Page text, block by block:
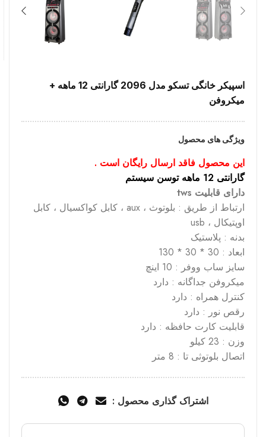
اسپیکر خانگی تسکو مدل 2096 گارانتی 12 ماهه +
میکروفن
ویژگی های محصول
این محصول فاقد ارسال رایگان است .
گارانتی 12 ماهه توسن سیستم
دارای قابلیت tws
ارتباط از طریق : بلوتوث ، aux ، کابل کواکسیال ، کابل
اوپتیکال ، usb
بدنه : پلاستیک
ابعاد : 30 * 30 * 130
سایز ساب ووفر : 10 اینچ
میکروفن جداگانه : دارد
کنترل همراه : دارد
رقص نور : دارد
قابلیت کارت حافظه : دارد
وزن : 23 کیلو
اتصال بلوتوثی تا : 8 متر
اشتراک گذاری محصول :